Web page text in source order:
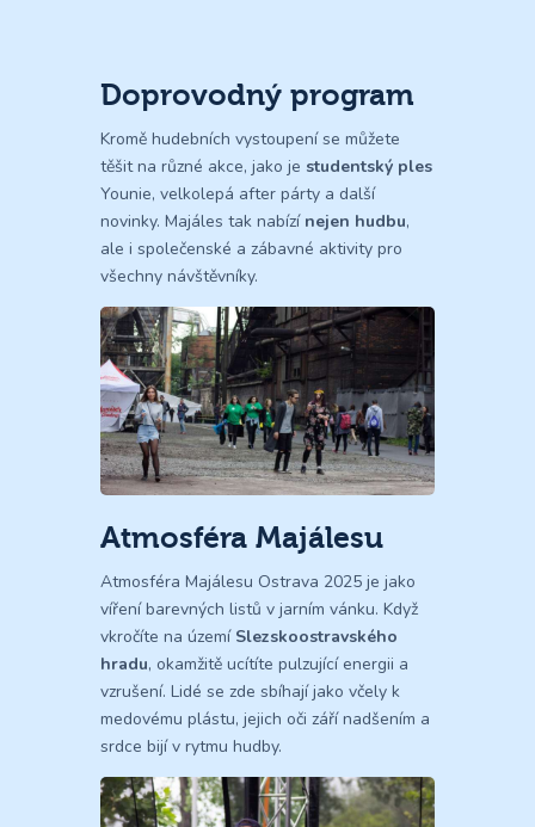
Doprovodný program
Kromě hudebních vystoupení se můžete
těšit na různé akce, jako je studentský ples
Younie, velkolepá after párty a další
novinky. Majáles tak nabízí nejen hudbu,
ale i společenské a zábavné aktivity pro
všechny návštěvníky.
Atmosféra Majálesu
Atmosféra Majálesu Ostrava 2025 je jako
víření barevných listů v jarním vánku. Když
vkročíte na území Slezskoostravského
hradu, okamžitě ucítíte pulzující energii a
vzrušení. Lidé se zde sbíhají jako včely k
medovému plástu, jejich oči září nadšením a
srdce bijí v rytmu hudby.